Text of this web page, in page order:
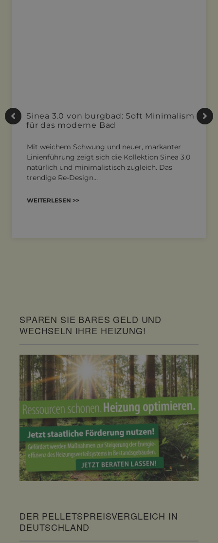
Sinea 3.0 von burgbad: Soft Minimalism
für das moderne Bad
Mit weichem Schwung und neuer, markanter
Linienführung zeigt sich die Kollektion Sinea 3.0
natürlich und minimalistisch zugleich. Das
trendige Re-Design…
WEITERLESEN >>
SPAREN SIE BARES GELD UND
WECHSELN IHRE HEIZUNG!
DER PELLETSPREISVERGLEICH IN
DEUTSCHLAND